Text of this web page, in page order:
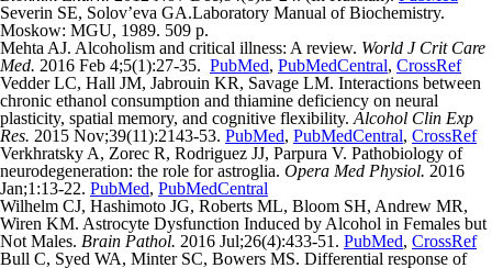
Severin SE, Solov’eva GA.Laboratory Manual of Biochemistry.
Moskow: MGU, 1989. 509 p.
Mehta AJ. Alcoholism and critical illness: A review. World J Crit Care
Med. 2016 Feb 4;5(1):27-35. PubMed, PubMedCentral, CrossRef
Vedder LC, Hall JM, Jabrouin KR, Savage LM. Interactions between
chronic ethanol consumption and thiamine deficiency on neural
plasticity, spatial memory, and cognitive flexibility. Alcohol Clin Exp
Res. 2015 Nov;39(11):2143-53. PubMed, PubMedCentral, CrossRef
Verkhratsky A, Zorec R, Rodriguez JJ, Parpura V. Pathobiology of
neurodegeneration: the role for astroglia. Opera Med Physiol. 2016
Jan;1:13-22. PubMed, PubMedCentral
Wilhelm CJ, Hashimoto JG, Roberts ML, Bloom SH, Andrew MR,
Wiren KM. Astrocyte Dysfunction Induced by Alcohol in Females but
Not Males. Brain Pathol. 2016 Jul;26(4):433-51. PubMed, CrossRef
Bull C, Syed WA, Minter SC, Bowers MS. Differential response of